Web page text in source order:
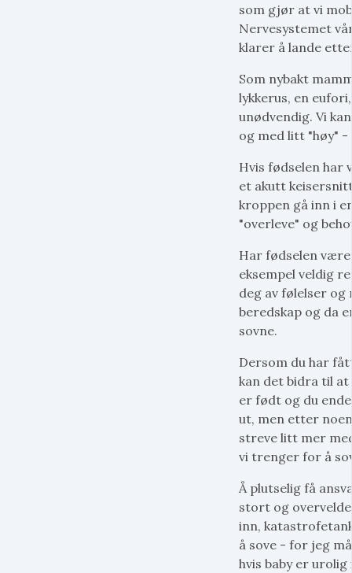
som gjør at vi
Nervesystemet
klarer å lande
Som nybakt
lykkerus, en
unødvendig. Vi
og med litt "høy" -
Hvis fødselen har
et akutt
kroppen gå inn i
"overleve" og
Har fødselen
eksempel veldig
deg av følelser
beredskap og da
sovne.
Dersom du har
kan det bidra til at
er født og du
ut, men etter
streve litt mer
vi trenger for å
Å plutselig få
stort og
inn,
å sove - for jeg
hvis baby er